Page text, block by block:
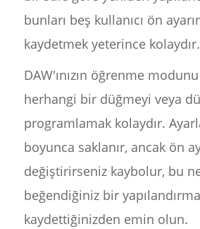
bunları beş kullanıcı ön
kaydetmek yeterince kolaydır.
DAW'ınızın öğrenme
herhangi bir düğmeyi veya
programlamak kolaydır.
boyunca saklanır, ancak ön
değiştirirseniz kaybolur, bu
beğendiğiniz bir
kaydettiğinizden emin olun.